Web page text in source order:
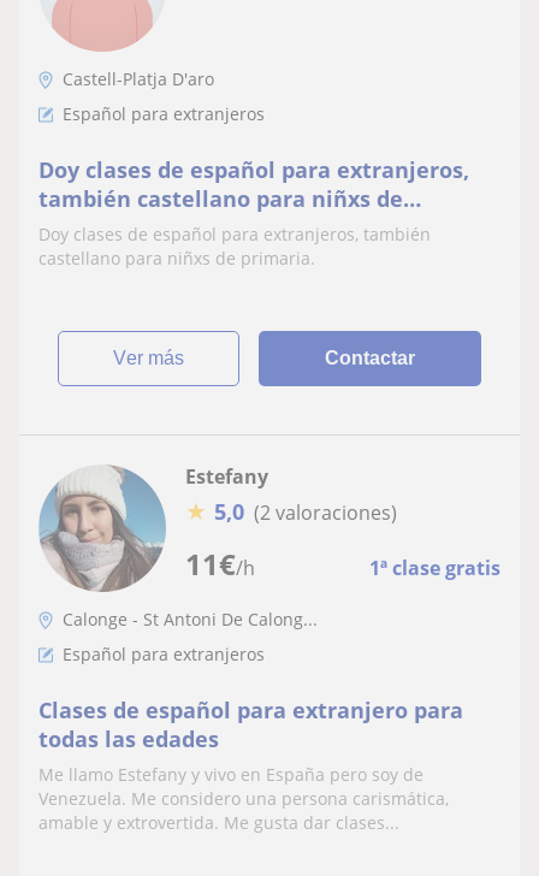
Castell-Platja D'aro
Español para extranjeros
Doy clases de español para extranjeros,
también castellano para niñxs de
primaria
Doy clases de español para extranjeros, también
castellano para niñxs de primaria.
ver más Contactar
11€/h 1ª clase gratis
Estefany
★ 5,0 (2 valoraciones)
Calonge - St Antoni De Calong...
Español para extranjeros
Clases de español para extranjero para
todas las edades
Me llamo Estefany y vivo en España pero soy de
Venezuela. Me considero una persona carismática,
amable y extrovertida. Me gusta dar clases...